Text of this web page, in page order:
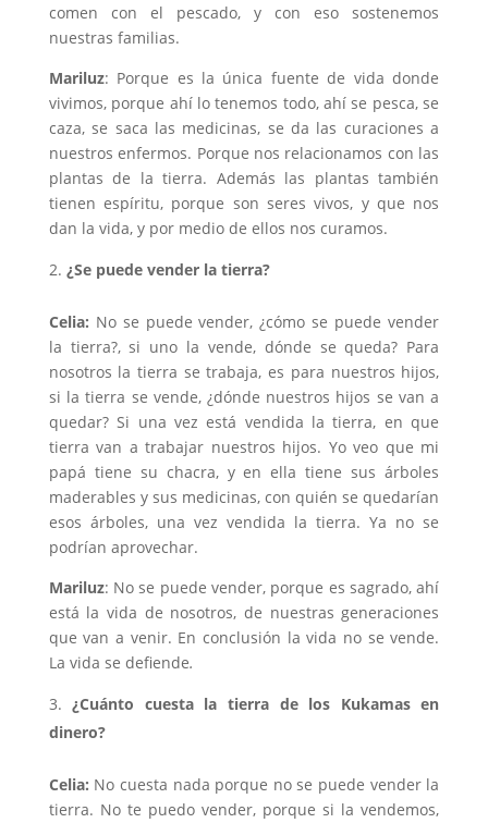
comen con el pescado, y con eso sostenemos
nuestras familias.
Mariluz: Porque es la única fuente de vida donde
vivimos, porque ahí lo tenemos todo, ahí se pesca, se
caza, se saca las medicinas, se da las curaciones a
nuestros enfermos. Porque nos relacionamos con las
plantas de la tierra. Además las plantas también
tienen espíritu, porque son seres vivos, y que nos
dan la vida, y por medio de ellos nos curamos.
¿Se puede vender la tierra?
Celia: No se puede vender, ¿cómo se puede vender
la tierra?, si uno la vende, dónde se queda? Para
nosotros la tierra se trabaja, es para nuestros hijos,
si la tierra se vende, ¿dónde nuestros hijos se van a
quedar? Si una vez está vendida la tierra, en que
tierra van a trabajar nuestros hijos. Yo veo que mi
papá tiene su chacra, y en ella tiene sus árboles
maderables y sus medicinas, con quién se quedarían
esos árboles, una vez vendida la tierra. Ya no se
podrían aprovechar.
Mariluz: No se puede vender, porque es sagrado, ahí
está la vida de nosotros, de nuestras generaciones
que van a venir. En conclusión la vida no se vende.
La vida se defiende.
¿Cuánto cuesta la tierra de los Kukamas en
dinero?
Celia: No cuesta nada porque no se puede vender la
tierra. No te puedo vender, porque si la vendemos,